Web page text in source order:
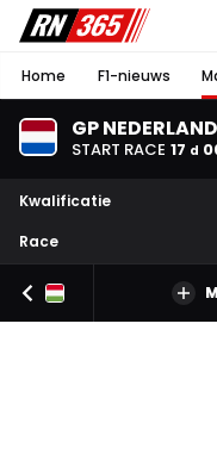
Home F1-nieuws
GP NEDERLAND
START RACE 17 d
Kwalificatie
Race